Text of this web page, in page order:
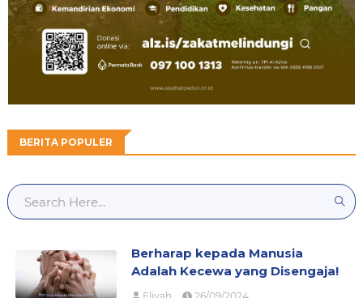
BERITA POPULER
Berharap kepada Manusia
Adalah Kecewa yang Disengaja!